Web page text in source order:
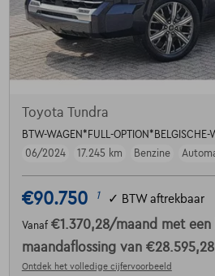
Toyota Tundra
BTW-WAGEN*FULL-
06/2024
17.245 km Benzine
€90.750 1 ✓ BTW aftrekbaar
Vanaf €1.370,28/maand met een
maandaflossing van €28.595,28
Ontdek het volledige cijfervoorbeeld